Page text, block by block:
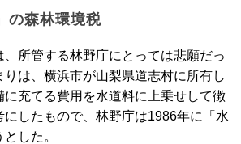
の森林環境税
所管する林野庁にとっては悲願だっ
は、横浜市が山梨県道志村に所有し
に充てる費用を水道料に上乗せして徴
にしたもので、林野庁は1986年に「水
した。